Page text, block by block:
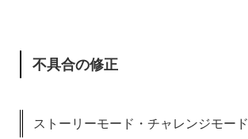
不具合の修正
ストーリーモード・チャレンジモード